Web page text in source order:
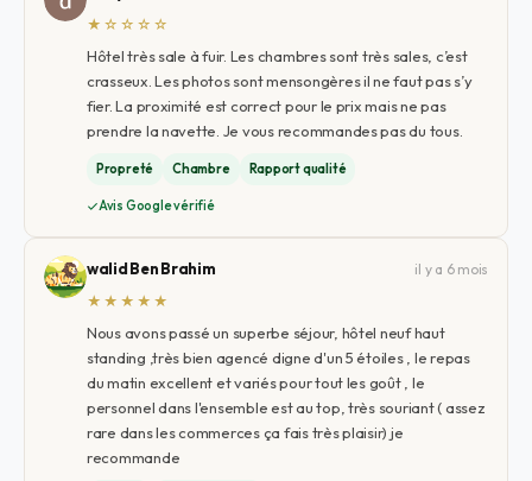
★☆☆☆☆
Hôtel très sale à fuir. Les chambres sont très sales, c’est
crasseux. Les photos sont mensongères il ne faut pas s’y
fier. La proximité est correct pour le prix mais ne pas
prendre la navette. Je vous recommandes pas du tous.
Propreté Chambre Rapport qualité
Avis Google vérifié
walid Ben Brahim
il y a 6 mois
★★★★★
Nous avons passé un superbe séjour, hôtel neuf haut
standing ,très bien agencé digne d'un 5 étoiles , le repas
du matin excellent et variés pour tout les goût , le
personnel dans l'ensemble est au top, très souriant ( assez
rare dans les commerces ça fais très plaisir) je
recommande